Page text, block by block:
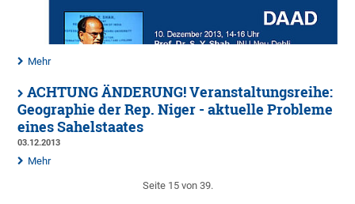
Mehr
ACHTUNG ÄNDERUNG! Veranstaltungsreihe:
Geographie der Rep. Niger - aktuelle Probleme
eines Sahelstaates
03.12.2013
Mehr
Seite 15 von 39.